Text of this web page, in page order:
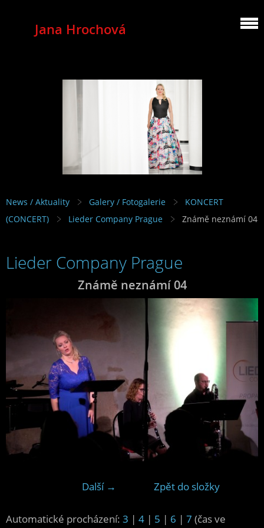
Jana Hrochová
MEZZOSOPRANO
News / Aktuality Galery / Fotogalerie
KONCERT
(CONCERT)
Lieder Company Prague Známě neznámí 04
Lieder Company Prague
Známě neznámí 04
Další → Zpět do složky
Automatické procházení: 3 | 4 | 5 | 6 | 7 (čas ve